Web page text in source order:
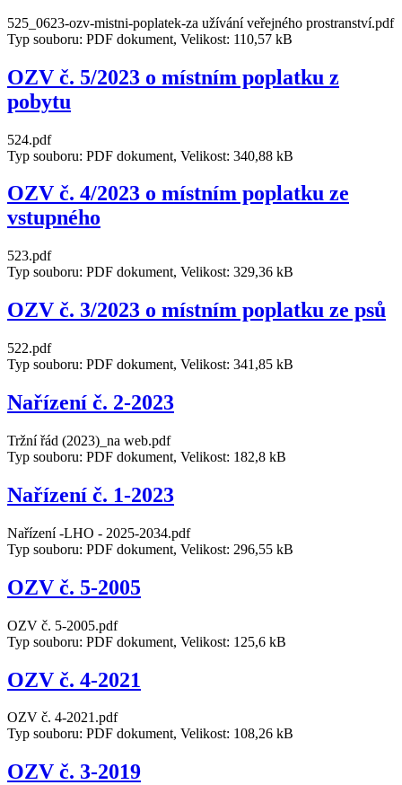
525_0623-ozv-mistni-poplatek-za užívání veřejného prostranství.pdf
Typ souboru: PDF dokument, Velikost: 110,57 kB
OZV č. 5/2023 o místním poplatku z
pobytu
524.pdf
Typ souboru: PDF dokument, Velikost: 340,88 kB
OZV č. 4/2023 o místním poplatku ze
vstupného
523.pdf
Typ souboru: PDF dokument, Velikost: 329,36 kB
OZV č. 3/2023 o místním poplatku ze psů
522.pdf
Typ souboru: PDF dokument, Velikost: 341,85 kB
Nařízení č. 2-2023
Tržní řád (2023)_na web.pdf
Typ souboru: PDF dokument, Velikost: 182,8 kB
Nařízení č. 1-2023
Nařízení -LHO - 2025-2034.pdf
Typ souboru: PDF dokument, Velikost: 296,55 kB
OZV č. 5-2005
OZV č. 5-2005.pdf
Typ souboru: PDF dokument, Velikost: 125,6 kB
OZV č. 4-2021
OZV č. 4-2021.pdf
Typ souboru: PDF dokument, Velikost: 108,26 kB
OZV č. 3-2019